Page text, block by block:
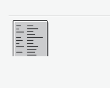
Lebih banyak